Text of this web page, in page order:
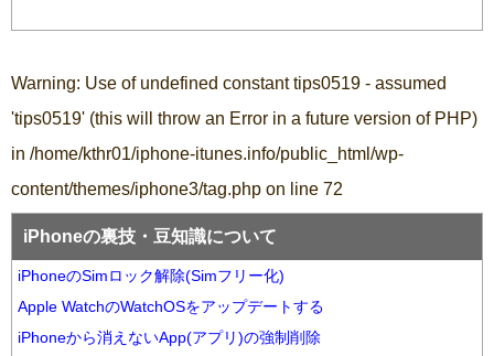
Warning: Use of undefined constant tips0519 - assumed
'tips0519' (this will throw an Error in a future version of PHP)
in /home/kthr01/iphone-itunes.info/public_html/wp-
content/themes/iphone3/tag.php on line 72
iPhoneの裏技・豆知識について
iPhoneのSimロック解除(Simフリー化)
Apple WatchのWatchOSをアップデートする
iPhoneから消えないApp(アプリ)の強制削除